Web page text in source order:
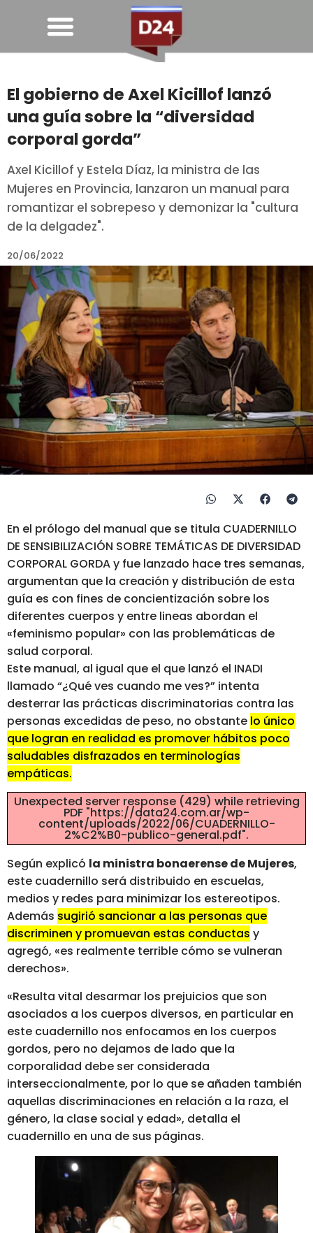
El gobierno de Axel Kicillof lanzó
una guía sobre la “diversidad
corporal gorda”
Axel Kicillof y Estela Díaz, la ministra de las
Mujeres en Provincia, lanzaron un manual para
romantizar el sobrepeso y demonizar la "cultura
de la delgadez".
20/06/2022
En el prólogo del manual que se titula CUADERNILLO
DE SENSIBILIZACIÓN SOBRE TEMÁTICAS DE DIVERSIDAD
CORPORAL GORDA y fue lanzado hace tres semanas,
argumentan que la creación y distribución de esta
guía es con fines de concientización sobre los
diferentes cuerpos y entre lineas abordan el
«feminismo popular» con las problemáticas de
salud corporal.
Este manual, al igual que el que lanzó el INADI
llamado “¿Qué ves cuando me ves?” intenta
desterrar las prácticas discriminatorias contra las
personas excedidas de peso, no obstante lo único
que logran en realidad es promover hábitos poco
saludables disfrazados en terminologías
empáticas.
Unexpected server response (429) while retrieving
PDF "https://data24.com.ar/wp-
content/uploads/2022/06/CUADERNILLO-
2%C2%B0-publico-general.pdf".
Según explicó la ministra bonaerense de Mujeres,
este cuadernillo será distribuido en escuelas,
medios y redes para minimizar los estereotipos.
Además sugirió sancionar a las personas que
discriminen y promuevan estas conductas y
agregó, «es realmente terrible cómo se vulneran
derechos».
«Resulta vital desarmar los prejuicios que son
asociados a los cuerpos diversos, en particular en
este cuadernillo nos enfocamos en los cuerpos
gordos, pero no dejamos de lado que la
corporalidad debe ser considerada
interseccionalmente, por lo que se añaden también
aquellas discriminaciones en relación a la raza, el
género, la clase social y edad», detalla el
cuadernillo en una de sus páginas.